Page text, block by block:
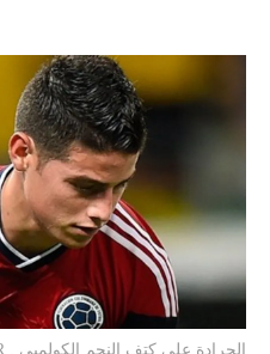
الجرادة على كتف النجم الكولمبي . DR